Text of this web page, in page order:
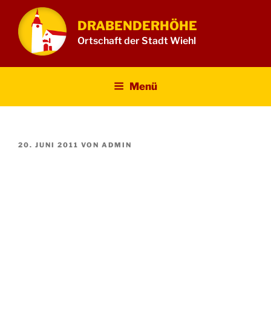
Inhalt
springen
DRABENDERHÖHE
Ortschaft der Stadt Wiehl
Menü
VERÖFFENTLICHT
20. JUNI 2011 VON ADMIN